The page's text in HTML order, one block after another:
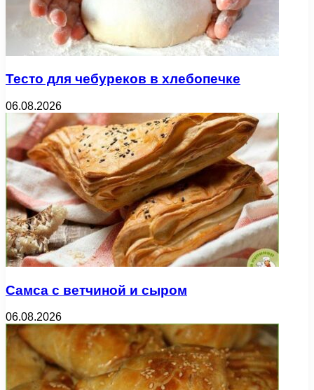
Тесто для чебуреков в хлебопечке
06.08.2026
Самса с ветчиной и сыром
06.08.2026